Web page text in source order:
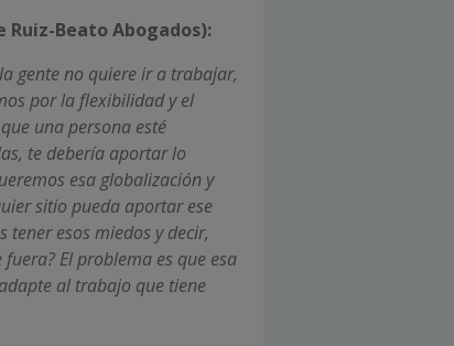
Ruiz-Beato Abogados):
gente no quiere ir a trabajar,
por la flexibilidad y el
una persona esté
te debería aportar lo
esa globalización y
sitio pueda aportar ese
esos miedos y decir,
El problema es que esa
al trabajo que tiene